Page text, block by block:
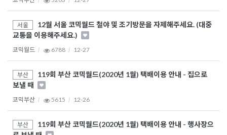
서울
12월 서울 코믹월드 철야 및 조기방문을 자제해주세요. (대중
교통을 이용해주세요.)
코믹월드 6788 12-27
부산
119회 부산 코믹월드(2020년 1월) 택배이용 안내 - 집으로
보낼 때
코믹부산 5615 12-26
부산
119회 부산 코믹월드(2020년 1월) 택배이용 안내 - 행사장으